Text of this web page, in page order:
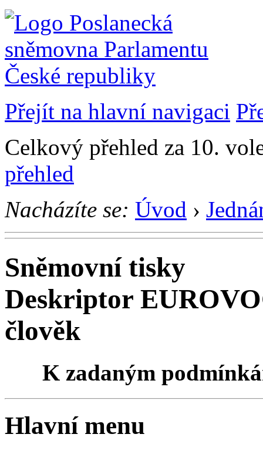
Přejít na hlavní navigaci
Celkový přehled za 10.
přehled
Nacházíte se: Úvod ›
Sněmovní tisky
Deskriptor
člověk
K zadaným
Hlavní menu